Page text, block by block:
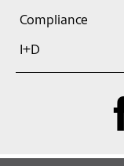
Compliance
I+D